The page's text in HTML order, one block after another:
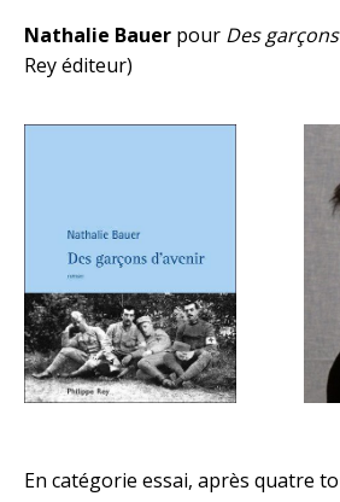
Nathalie Bauer pour Des
Rey éditeur)
En catégorie essai, après quatre